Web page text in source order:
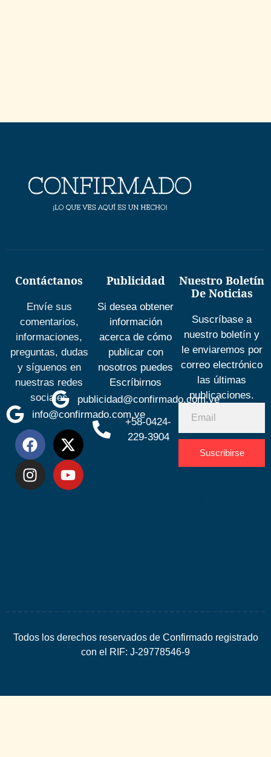
Contáctanos
Envíe sus
comentarios,
informaciones,
preguntas, dudas
y síguenos en
nuestras redes
sociales
info@confirmado.com.ve
Publicidad
Si desea obtener
información
acerca de cómo
publicar con
nosotros puedes
Escríbirnos
publicidad@confirmado.com.ve
+58-0424-
229-3904
Nuestro Boletín
De Noticias
Suscríbase a
nuestro boletín y
le enviaremos por
correo electrónico
las últimas
publicaciones.
Suscribirse
Todos los derechos reservados de Confirmado registrado
con el RIF: J-29778546-9